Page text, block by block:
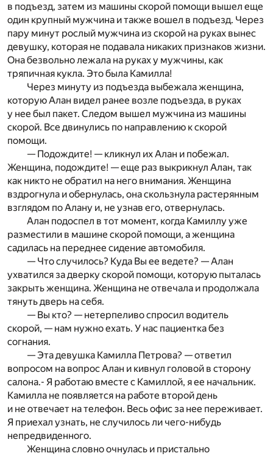
в подъезд, затем из машины скорой помощи вышел еще
один крупный мужчина и также вошел в подъезд. Через
пару минут рослый мужчина из скорой на руках вынес
девушку, которая не подавала никаких признаков жизни.
Она безвольно лежала на руках у мужчины, как
тряпичная кукла. Это была Камилла!
Через минуту из подъезда выбежала женщина,
которую Алан видел ранее возле подъезда, в руках
у нее был пакет. Следом вышел мужчина из машины
скорой. Все двинулись по направлению к скорой
помощи.
— Подождите! — кликнул их Алан и побежал.
Женщина, подождите! — еще раз выкрикнул Алан, так
как никто не обратил на него внимания. Женщина
вздрогнула и обернулась, она скользнула растерянным
взглядом по Алану и, не узнав его, отвернулась.
Алан подоспел в тот момент, когда Камиллу уже
разместили в машине скорой помощи, а женщина
садилась на переднее сидение автомобиля.
— Что случилось? Куда Вы ее ведете? — Алан
ухватился за дверку скорой помощи, которую пыталась
закрыть женщина. Женщина не отвечала и продолжала
тянуть дверь на себя.
— Вы кто? — нетерпеливо спросил водитель
скорой, — нам нужно ехать. У нас пациентка без
согнания.
— Эта девушка Камилла Петрова? — ответил
вопросом на вопрос Алан и кивнул головой в сторону
салона.- Я работаю вместе с Камиллой, я ее начальник.
Камилла не появляется на работе второй день
и не отвечает на телефон. Весь офис за нее переживает.
Я приехал узнать, не случилось ли чего-нибудь
непредвиденного.
Женщина словно очнулась и пристально